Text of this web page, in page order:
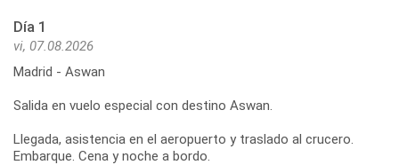
Día 1
vi, 07.08.2026
Madrid - Aswan
Salida en vuelo especial con destino Aswan.
Llegada, asistencia en el aeropuerto y traslado al crucero.
Embarque. Cena y noche a bordo.